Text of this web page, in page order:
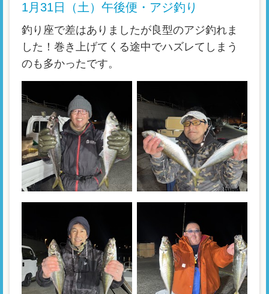
1月31日（土）午後便・アジ釣り
釣り座で差はありましたが良型のアジ釣れま
した！巻き上げてくる途中でハズレてしまう
のも多かったです。